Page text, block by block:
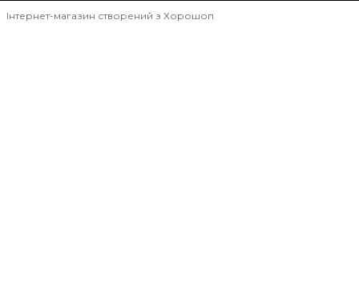
Інтернет-магазин створений з Хорошоп